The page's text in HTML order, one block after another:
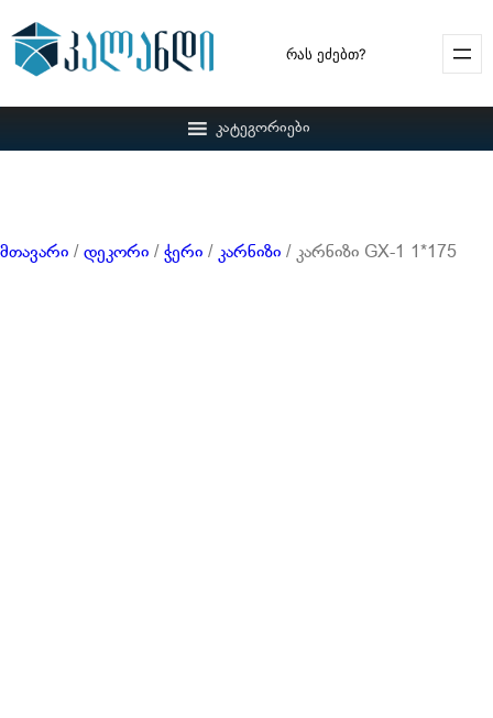
Search
კატეგორიები
მთავარი / დეკორი / ჭერი / კარნიზი / კარნიზი GX-1 1*175